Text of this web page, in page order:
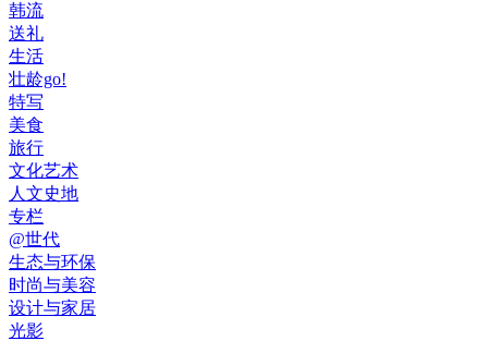
韩流
送礼
生活
壮龄go!
特写
美食
旅行
文化艺术
人文史地
专栏
@世代
生态与环保
时尚与美容
设计与家居
光影